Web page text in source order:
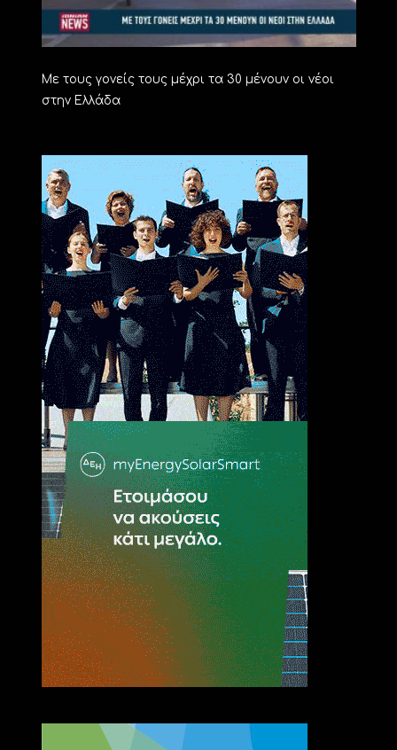
Με τους γονείς τους μέχρι τα 30 μένουν οι νέοι
στην Ελλάδα